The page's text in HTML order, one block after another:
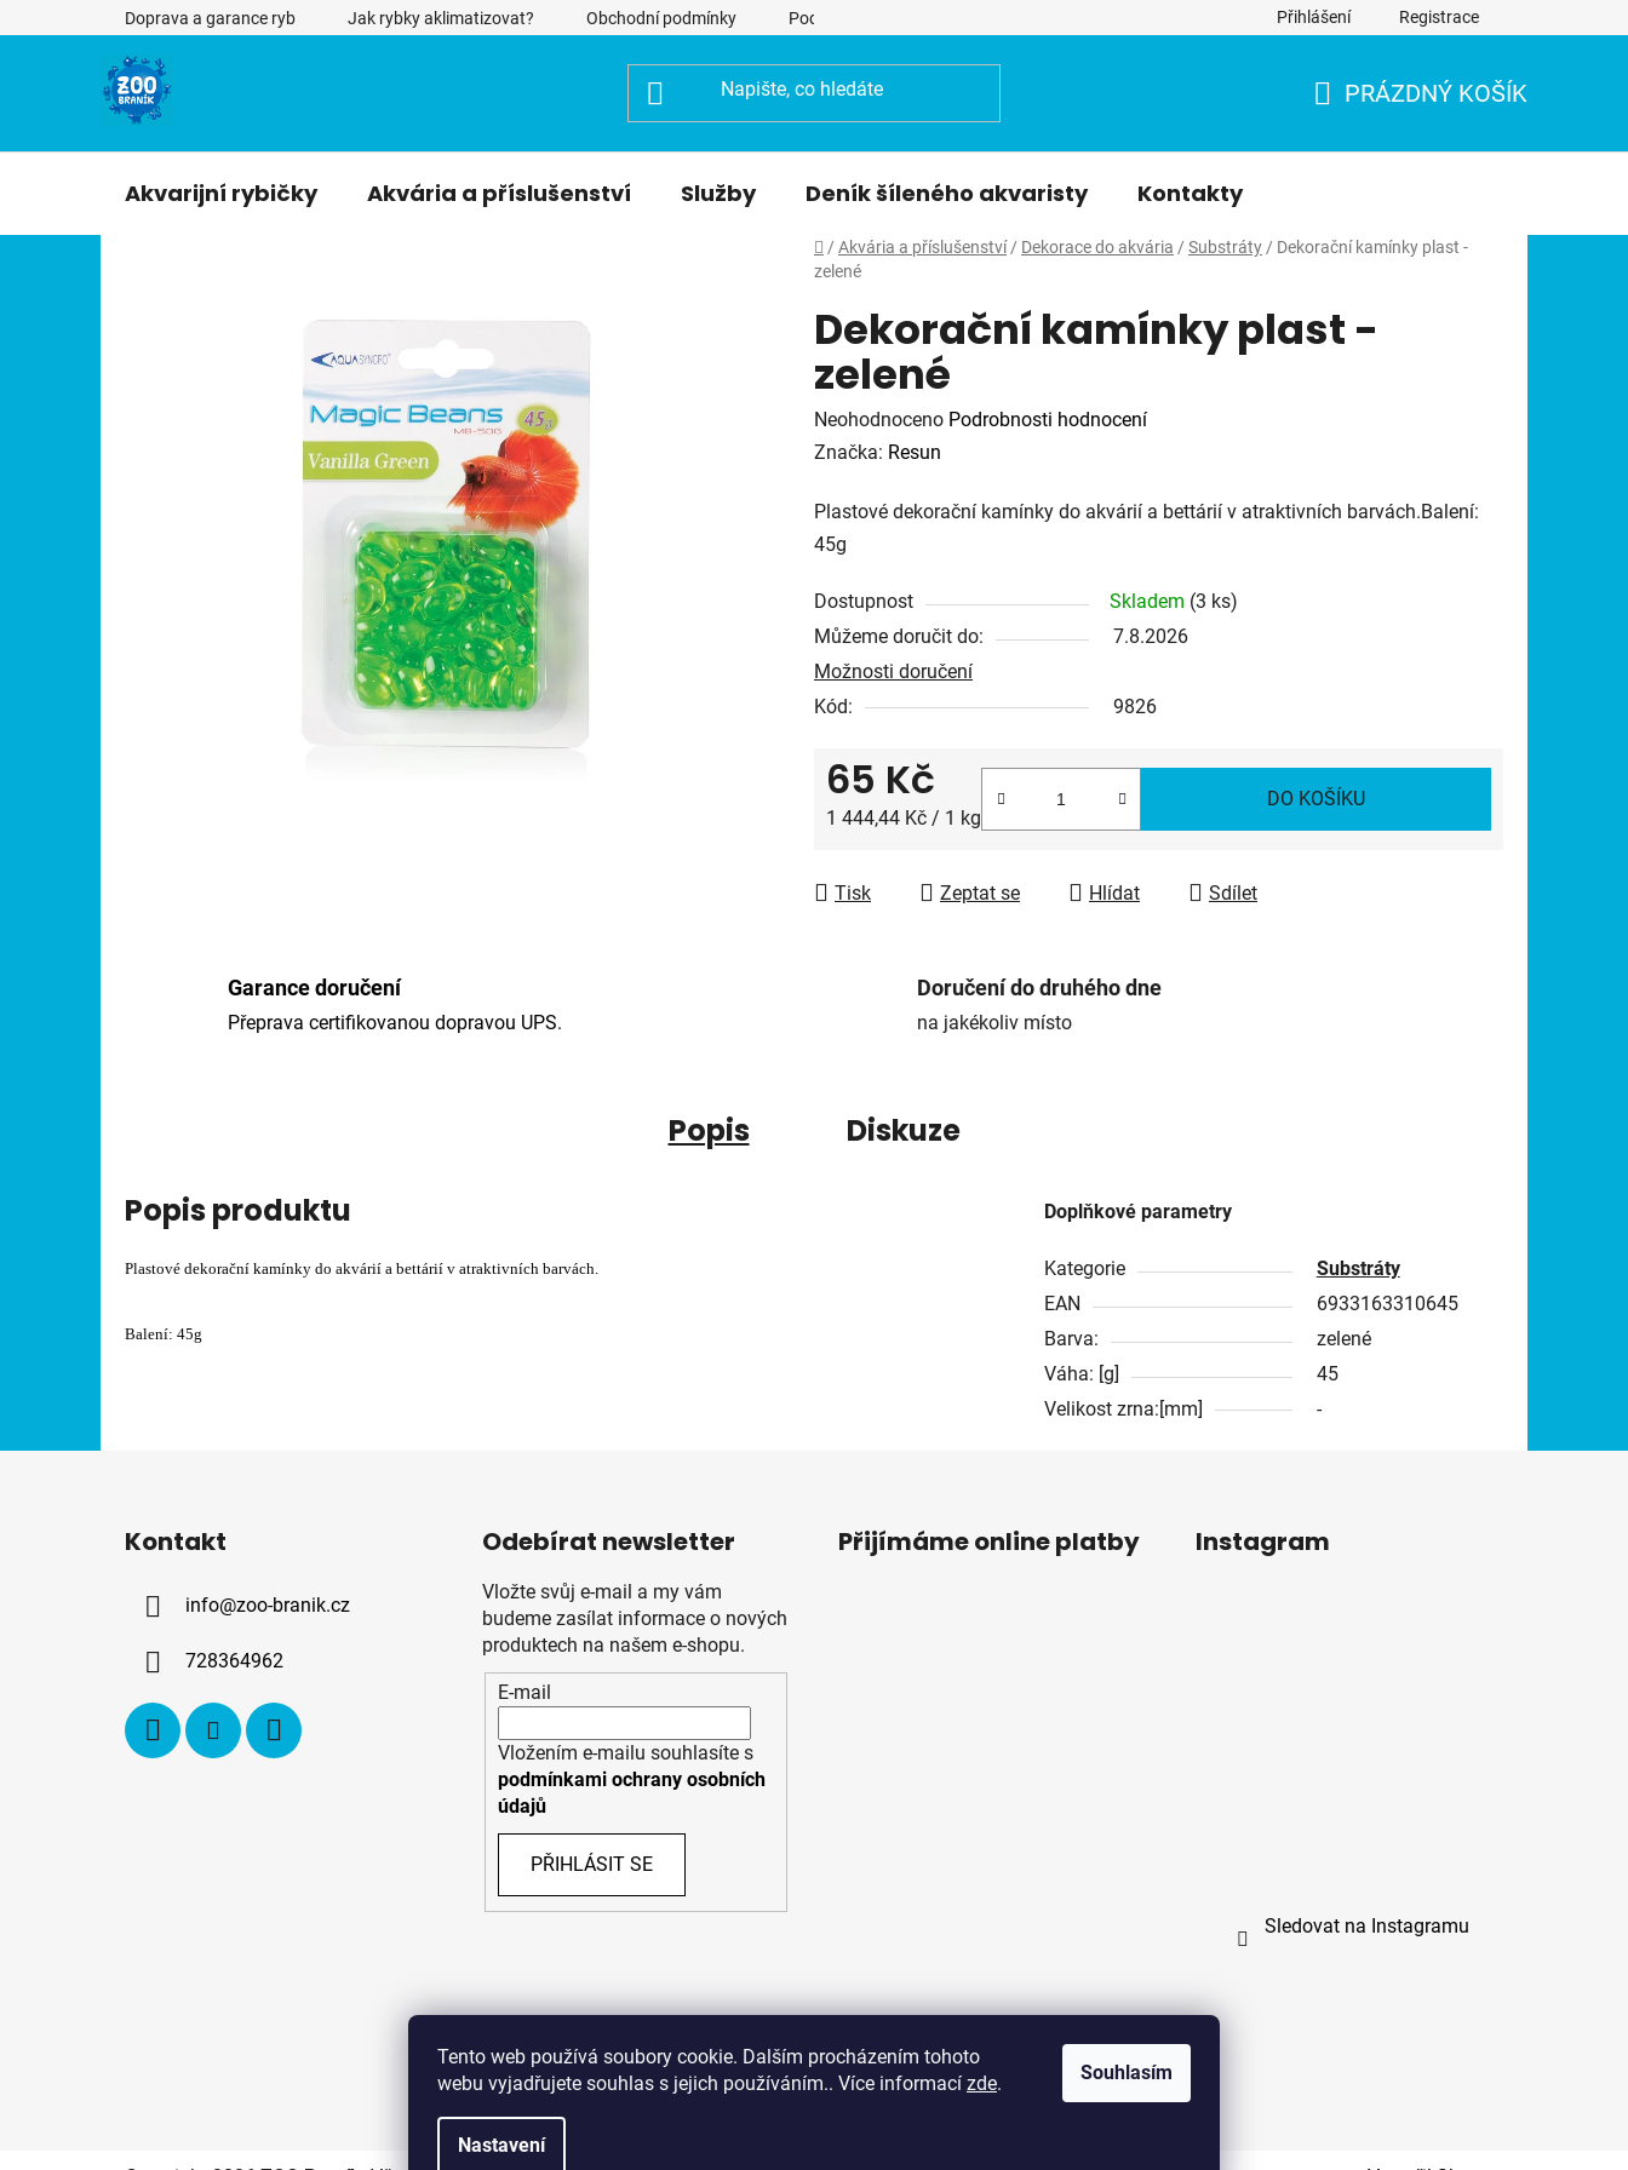
Tento web používá soubory cookie. Dalším procházením tohoto
webu vyjadřujete souhlas s jejich používáním.. Více informací zde.
Nastavení
Souhlasím
na
Doprava a garance ryb Jak rybky aklimatizovat? Obchodní podmínky Podmínky ochrany osobních údajů Přihlášení Registrace
PRÁZDNÝ KOŠÍK
Akvarijní rybičky Akvária a příslušenství Služby Deník šíleného akvaristy Kontakty
Domů
/ Akvária a příslušenství / Dekorace do akvária / Substráty / Dekorační kamínky plast -
zelené
Dekorační kamínky plast -
zelené
Průměrné
hodnocení
je
0,0
5
hvězdiček.
Neohodnoceno Podrobnosti hodnocení
Značka: Resun
Plastové dekorační kamínky do akvárií a bettárií v atraktivních barvách.Balení:
45g
Dostupnost Skladem (3 ks)
Můžeme doručit do:
7.8.2026
Možnosti doručení
Kód:
9826
65 Kč
Měrná cena:
1 444,44 Kč / 1 kg
DO KOŠÍKU
Tisk Zeptat se Hlídat Sdílet
Garance doručení
Přeprava certifikovanou dopravou UPS.
Doručení do druhého dne
na jakékoliv místo
Popis
Diskuze
Popis produktu
Plastové dekorační kamínky do akvárií a bettárií v atraktivních barvách.
Balení: 45g
Doplňkové parametry
Kategorie
Substráty
EAN
6933163310645
Barva:
zelené
Váha: [g]
45
Velikost zrna:[mm]
-
Kontakt
info@zoo-branik.cz
728364962
Odebírat newsletter
Vložte svůj e-mail a my vám
budeme zasílat informace o nových
produktech na našem e-shopu.
E-mail
Vložením e-mailu souhlasíte s
podmínkami ochrany osobních
údajů
PŘIHLÁSIT SE
Přijímáme online platby Instagram
Sledovat na Instagramu
PPL UPS
Copyright (c) 2011 - 2026 zoo-branik.cz - Všechna práva vyhrazena